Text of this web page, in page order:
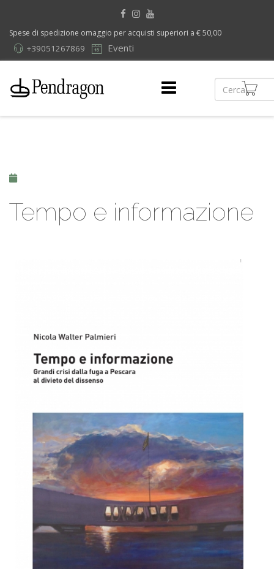
Spese di spedizione omaggio per acquisti superiori a € 50,00
Eventi
+39051267869
Tempo e informazione